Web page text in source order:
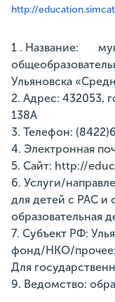
http://
1 . Название:
Ульяновска
2. Адрес: 432053,
138А
3. Телефон:
4. Электронная
5. Сайт: http://
6. Услуги/
для детей с РАС и
образовательная
7. Субъект РФ:
фонд/НКО/прочее:
Для
9. Ведомство: